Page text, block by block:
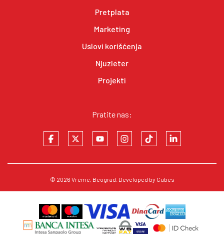
Pretplata
Marketing
Uslovi korišćenja
Njuzleter
Projekti
Pratite nas:
© 2026 Vreme, Beograd. Developed by Cubes